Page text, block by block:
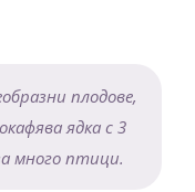
плодове,
ядка с 3
много птици.